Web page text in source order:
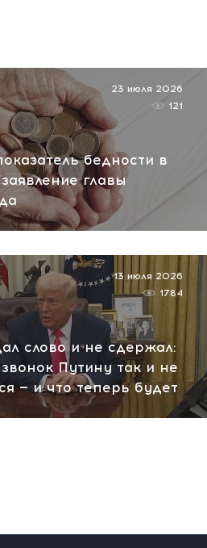
бедности в
главы
23 июля 2026
121
слово и не сдержал:
Путину так и не
— и что теперь будет
13 июля 2026
1784